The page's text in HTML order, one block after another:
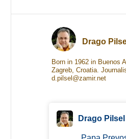
Drago
Born in 1962 in Buenos
Zagreb, Croatia.
d.pilsel@zamir.net
Drago Pilsel